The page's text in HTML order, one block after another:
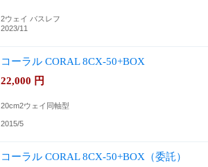
2ウェイ バスレフ
2023/11
コーラル CORAL 8CX-50+BOX
22,000 円
20cm2ウェイ同軸型
2015/5
コーラル CORAL 8CX-50+BOX（委託）